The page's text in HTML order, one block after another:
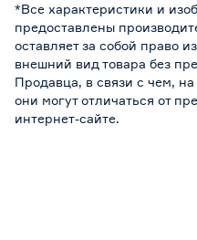
*Все характеристики и
предоставлены
оставляет за собой право
внешний вид товара без
Продавца, в связи с чем,
они могут отличаться от
интернет-сайте.